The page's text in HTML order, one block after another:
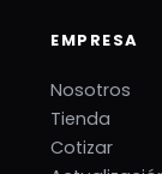
EMPRESA
Nosotros
Tienda
Cotizar